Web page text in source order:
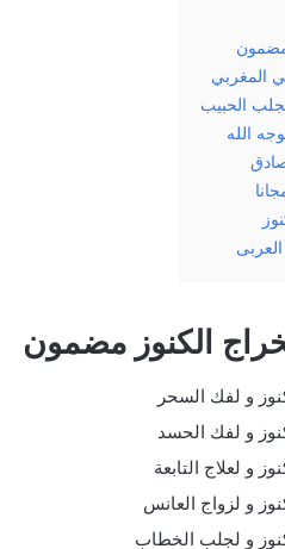
مضمون
المغربي
الحبيب
الله
الكنوز مضمون
و لفك السحر
و لفك الحسد
و لعلاج التابعة
و لزواج العانس
و لجلب الخطاب